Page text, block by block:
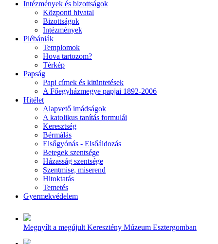
Intézmények és bizottságok
Központi hivatal
Bizottságok
Intézmények
Plébániák
Templomok
Hova tartozom?
Térkép
Papság
Papi címek és kitüntetések
A Főegyházmegye papjai 1892-2006
Hitélet
Alapvető imádságok
A katolikus tanítás formulái
Keresztség
Bérmálás
Elsőgyónás - Elsőáldozás
Betegek szentsége
Házasság szentsége
Szentmise, miserend
Hitoktatás
Temetés
Gyermekvédelem
Megnyílt a megújult Keresztény Múzeum Esztergomban